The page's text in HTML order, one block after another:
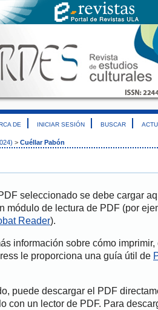
DE INICIAR SESIÓN BUSCAR
> Cuéllar Pabón
seleccionado se debe cargar
módulo de lectura de PDF (por
Reader).
información sobre cómo
le proporciona una guía útil de
puede descargar el PDF
con un lector de PDF. Para